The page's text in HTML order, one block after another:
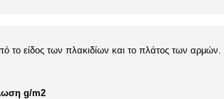
το είδος των πλακιδίων και το πλάτος των αρμών.
g/m2